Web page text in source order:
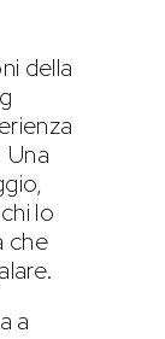
della
Una
lo
che
a